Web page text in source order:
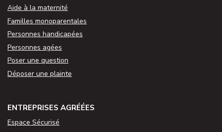
Aide à la maternité
Familles monoparentales
Personnes handicapées
Personnes agées
Poser une question
Déposer une plainte
ENTREPRISES AGRÉÉES
Espace Sécurisé